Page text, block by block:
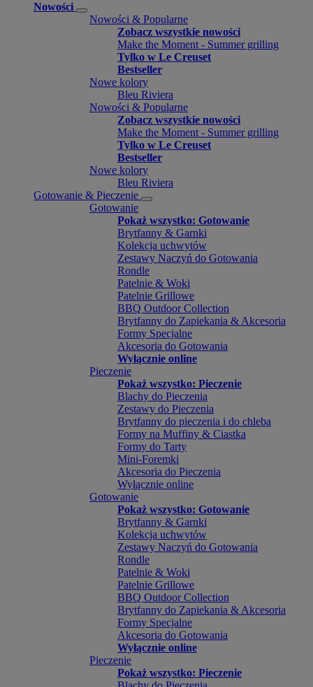
Nowości
Nowości & Popularne
Zobacz wszystkie nowości
Make the Moment - Summer grilling
Tylko w Le Creuset
Bestseller
Nowe kolory
Bleu Riviera
Nowości & Popularne
Zobacz wszystkie nowości
Make the Moment - Summer grilling
Tylko w Le Creuset
Bestseller
Nowe kolory
Bleu Riviera
Gotowanie & Pieczenie
Gotowanie
Pokaż wszystko: Gotowanie
Brytfanny & Garnki
Kolekcja uchwytów
Zestawy Naczyń do Gotowania
Rondle
Patelnie & Woki
Patelnie Grillowe
BBQ Outdoor Collection
Brytfanny do Zapiekania & Akcesoria
Formy Specjalne
Akcesoria do Gotowania
Wyłącznie online
Pieczenie
Pokaż wszystko: Pieczenie
Blachy do Pieczenia
Zestawy do Pieczenia
Brytfanny do pieczenia i do chleba
Formy na Muffiny & Ciastka
Formy do Tarty
Mini-Foremki
Akcesoria do Pieczenia
Wyłącznie online
Gotowanie
Pokaż wszystko: Gotowanie
Brytfanny & Garnki
Kolekcja uchwytów
Zestawy Naczyń do Gotowania
Rondle
Patelnie & Woki
Patelnie Grillowe
BBQ Outdoor Collection
Brytfanny do Zapiekania & Akcesoria
Formy Specjalne
Akcesoria do Gotowania
Wyłącznie online
Pieczenie
Pokaż wszystko: Pieczenie